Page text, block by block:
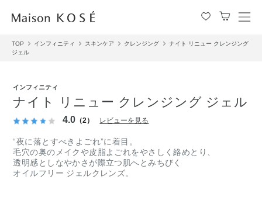
メ
ュ
TOP インフィニティ スキンケア クレンジング
ナイト リニュー クレンジング
ジェル
インフィニティ
ナイト リニュー クレンジング ジェル
4.0 （2） レビューを見る
“夜に落とすべきよごれ”に着目。
毛穴の奥のメイクや皮脂よごれをやさしく絡めとり、
透明感としなやかさが際立つ肌へとみちびく
オイルフリー ジェルクレンズ。